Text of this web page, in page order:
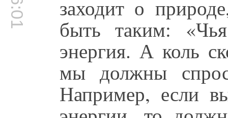
заходит о
быть таким:
энергия. А коль
мы должны
Например, если